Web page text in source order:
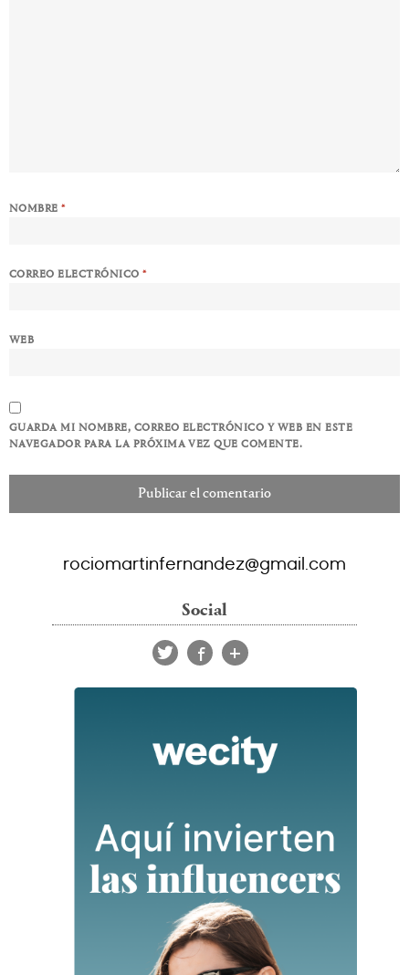
NOMBRE*
CORREO ELECTRÓNICO*
WEB
GUARDA MI NOMBRE, CORREO ELECTRÓNICO Y WEB EN ESTE
NAVEGADOR PARA LA PRÓXIMA VEZ QUE COMENTE.
rociomartinfernandez@gmail.com
Social